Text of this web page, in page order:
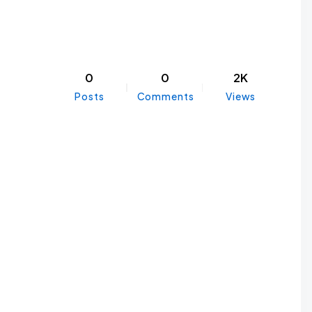
0
Posts
0
Comments
2K
Views